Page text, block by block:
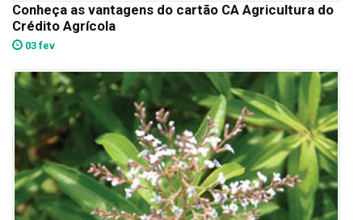
Conheça as vantagens do cartão CA Agricultura do
Crédito Agrícola
03 fev